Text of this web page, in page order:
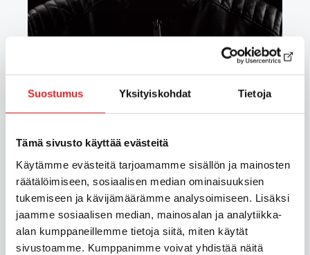
Suostumus Yksityiskohdat Tietoja
Tämä sivusto käyttää evästeitä
Käytämme evästeitä tarjoamamme sisällön ja mainosten
räätälöimiseen, sosiaalisen median ominaisuuksien
tukemiseen ja kävijämäärämme analysoimiseen. Lisäksi
jaamme sosiaalisen median, mainosalan ja analytiikka-
alan kumppaneillemme tietoja siitä, miten käytät
sivustoamme. Kumppanimme voivat yhdistää näitä
Jukka Toivakka